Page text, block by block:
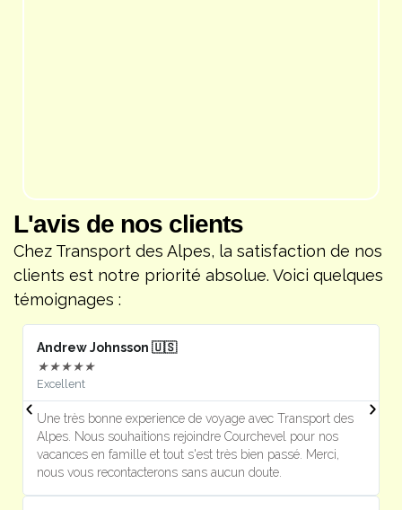
L'avis de nos clients
Chez Transport des Alpes, la satisfaction de nos
clients est notre priorité absolue. Voici quelques
témoignages :
Andrew Johnsson 🇺🇸
★★★★★
Excellent
Une très bonne experience de voyage avec Transport des
Alpes. Nous souhaitions rejoindre Courchevel pour nos
vacances en famille et tout s'est très bien passé. Merci,
nous vous recontacterons sans aucun doute.